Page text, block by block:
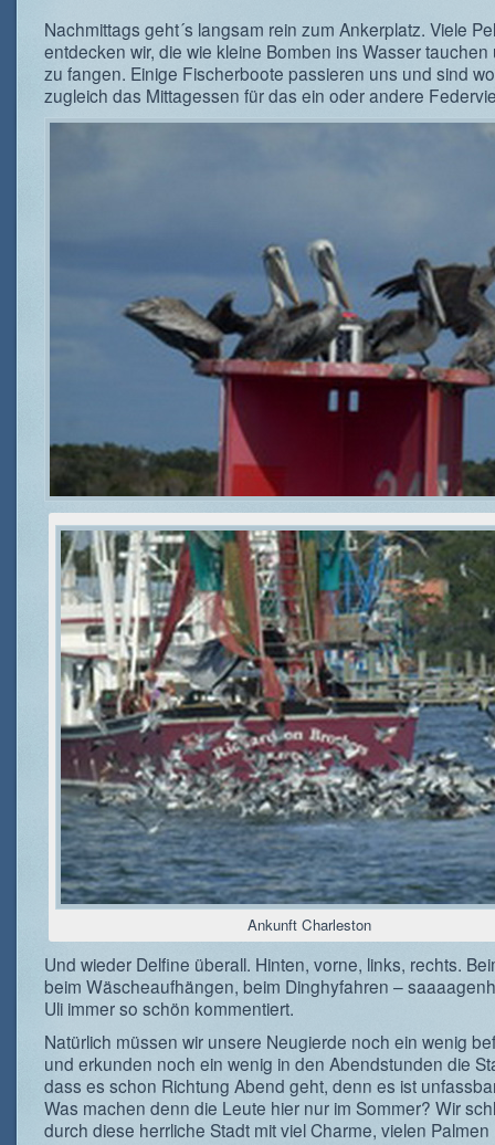
Nachmittags geht´s langsam rein zum Ankerplatz. Viele
entdecken wir, die wie kleine Bomben ins Wasser tauchen
zu fangen. Einige Fischerboote passieren uns und sind
zugleich das Mittagessen für das ein oder andere
Ankunft Charleston
Und wieder Delfine überall. Hinten, vorne, links, rechts.
beim Wäscheaufhängen, beim Dinghyfahren –
Uli immer so schön kommentiert.
Natürlich müssen wir unsere Neugierde noch ein wenig
und erkunden noch ein wenig in den Abendstunden die
dass es schon Richtung Abend geht, denn es ist
Was machen denn die Leute hier nur im Sommer? Wir
durch diese herrliche Stadt mit viel Charme, vielen Palmen